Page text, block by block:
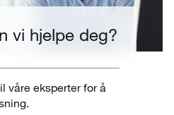
vi hjelpe deg?
våre eksperter for å